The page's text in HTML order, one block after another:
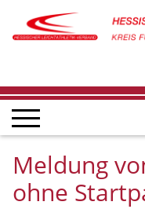
Meldung
ohne